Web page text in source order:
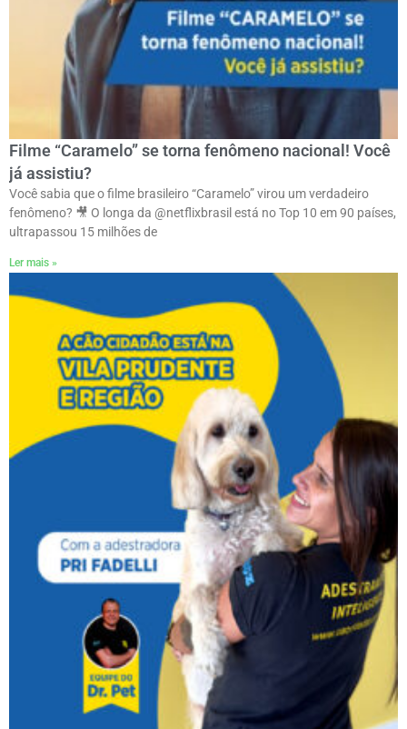
Filme “Caramelo” se torna fenômeno nacional! Você
já assistiu?
Você sabia que o filme brasileiro “Caramelo” virou um verdadeiro
fenômeno? 🎥 O longa da @netflixbrasil está no Top 10 em 90 países,
ultrapassou 15 milhões de
Ler mais »